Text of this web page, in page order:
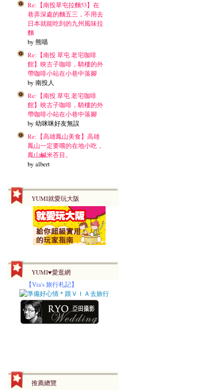
Re:【南投草屯拉麵53】在
巷弄深處的麵五三，不用去
日本就能吃到的九州風味拉
麵
by 熊喵
Re:【南投 草屯 老宅咖啡
館】映古子咖啡，騎樓的外
帶咖啡小站在小巷中落腳
by 南投人
Re:【南投 草屯 老宅咖啡
館】映古子咖啡，騎樓的外
帶咖啡小站在小巷中落腳
by 幼咪咪好友無誤
Re:【高雄鳳山美食】高雄
鳳山一定要嚐的在地小吃，
鳳山鹹米荅目。
by albert
YUMI就愛玩大阪
YUMI♥愛逛網
【Via's 旅行札記】
推薦總覽